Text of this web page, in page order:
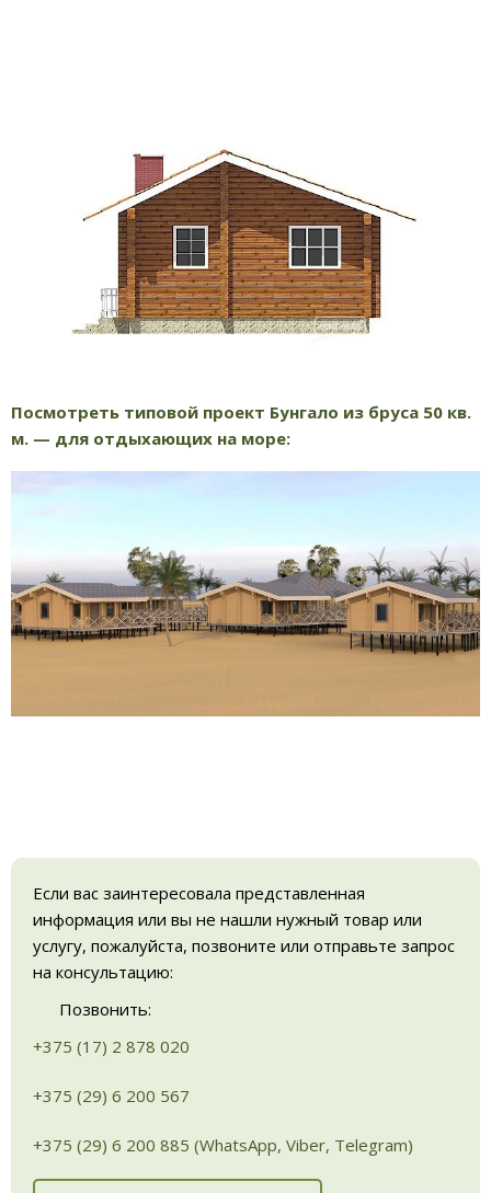
Посмотреть типовой проект Бунгало из бруса 50 кв.
м. — для отдыхающих на море:
Если вас заинтересовала представленная
информация или вы не нашли нужный товар или
услугу, пожалуйста, позвоните или отправьте запрос
на консультацию:
Позвонить:
+375 (17) 2 878 020
+375 (29) 6 200 567
+375 (29) 6 200 885 (WhatsApp, Viber, Telegram)